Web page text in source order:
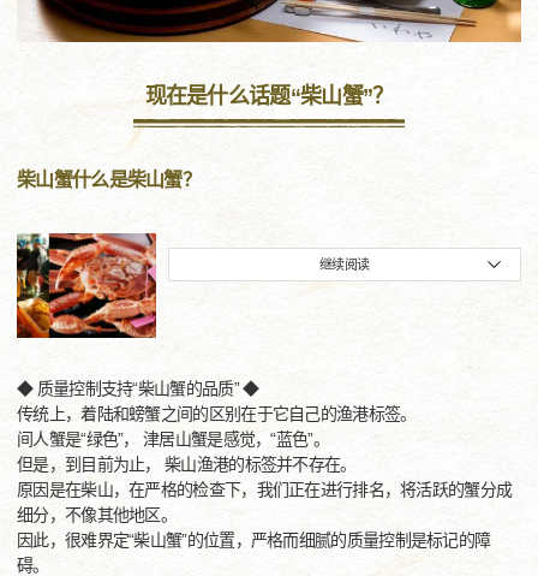
现在是什么话题“柴山蟹”？
柴山蟹什么是柴山蟹？
继续阅读
◆ 质量控制支持“柴山蟹的品质” ◆
传统上，着陆和螃蟹之间的区别在于它自己的渔港标签。
间人蟹是“绿色”， 津居山蟹是感觉，“蓝色”。
但是，到目前为止， 柴山渔港的标签并不存在。
原因是在柴山，在严格的检查下，我们正在进行排名，将活跃的蟹分成
细分，不像其他地区。
因此，很难界定“柴山蟹”的位置，严格而细腻的质量控制是标记的障
碍。